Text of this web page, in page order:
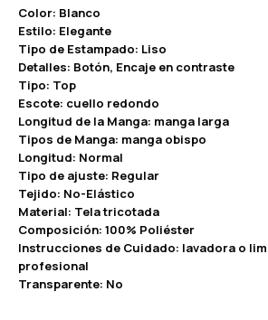
Color: Blanco
Estilo: Elegante
Tipo de Estampado: Liso
Detalles: Botón, Encaje en contraste
Tipo: Top
Escote: cuello redondo
Longitud de la Manga: manga larga
Tipos de Manga: manga obispo
Longitud: Normal
Tipo de ajuste: Regular
Tejido: No-Elástico
Material: Tela tricotada
Composición: 100% Poliéster
Instrucciones de Cuidado: lavadora o
profesional
Transparente: No